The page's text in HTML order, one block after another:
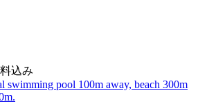
込み
swimming pool 100m away, beach 300m